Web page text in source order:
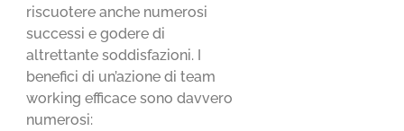
riscuotere anche numerosi
successi e godere di
altrettante soddisfazioni. I
benefici di un’azione di team
working efficace sono davvero
numerosi: